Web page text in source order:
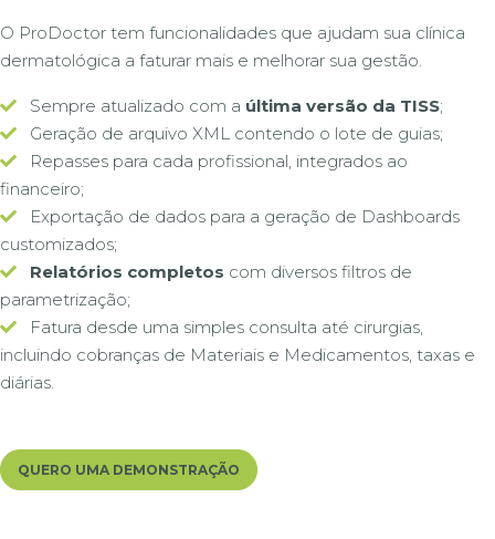
O ProDoctor tem funcionalidades que ajudam sua clínica
dermatológica a faturar mais e melhorar sua gestão.
Sempre atualizado com a última versão da TISS;
Geração de arquivo XML contendo o lote de guias;
Repasses para cada profissional, integrados ao
financeiro;
Exportação de dados para a geração de Dashboards
customizados;
Relatórios completos com diversos filtros de
parametrização;
Fatura desde uma simples consulta até cirurgias,
incluindo cobranças de Materiais e Medicamentos, taxas e
diárias.
QUERO UMA DEMONSTRAÇÃO